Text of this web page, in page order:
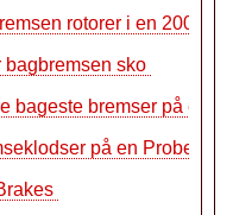
rotorer i en 2001 A…
sko
bageste bremser på en …
på en Probe GT